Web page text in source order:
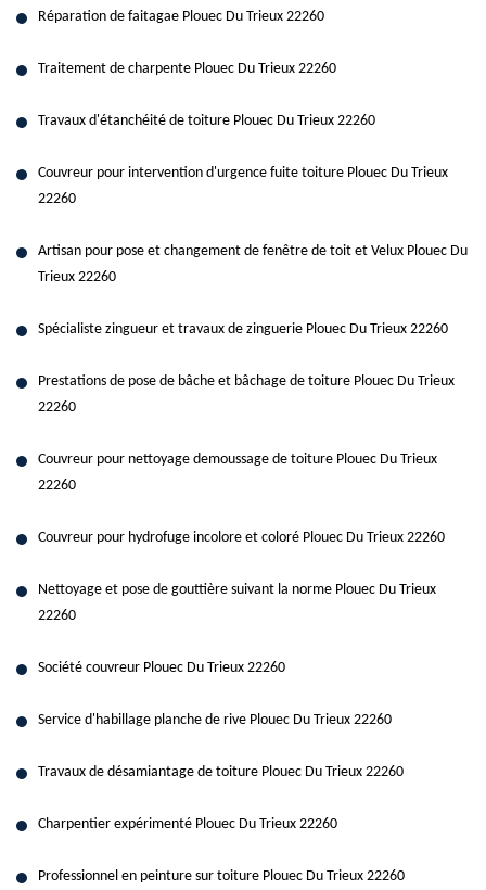
Réparation de faitagae Plouec Du Trieux 22260
Traitement de charpente Plouec Du Trieux 22260
Travaux d'étanchéité de toiture Plouec Du Trieux 22260
Couvreur pour intervention d'urgence fuite toiture Plouec Du Trieux
22260
Artisan pour pose et changement de fenêtre de toit et Velux Plouec Du
Trieux 22260
Spécialiste zingueur et travaux de zinguerie Plouec Du Trieux 22260
Prestations de pose de bâche et bâchage de toiture Plouec Du Trieux
22260
Couvreur pour nettoyage demoussage de toiture Plouec Du Trieux
22260
Couvreur pour hydrofuge incolore et coloré Plouec Du Trieux 22260
Nettoyage et pose de gouttière suivant la norme Plouec Du Trieux
22260
Société couvreur Plouec Du Trieux 22260
Service d'habillage planche de rive Plouec Du Trieux 22260
Travaux de désamiantage de toiture Plouec Du Trieux 22260
Charpentier expérimenté Plouec Du Trieux 22260
Professionnel en peinture sur toiture Plouec Du Trieux 22260